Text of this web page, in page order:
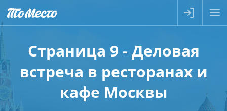
Страница 9 - Деловая
встреча в ресторанах и
кафе Москвы